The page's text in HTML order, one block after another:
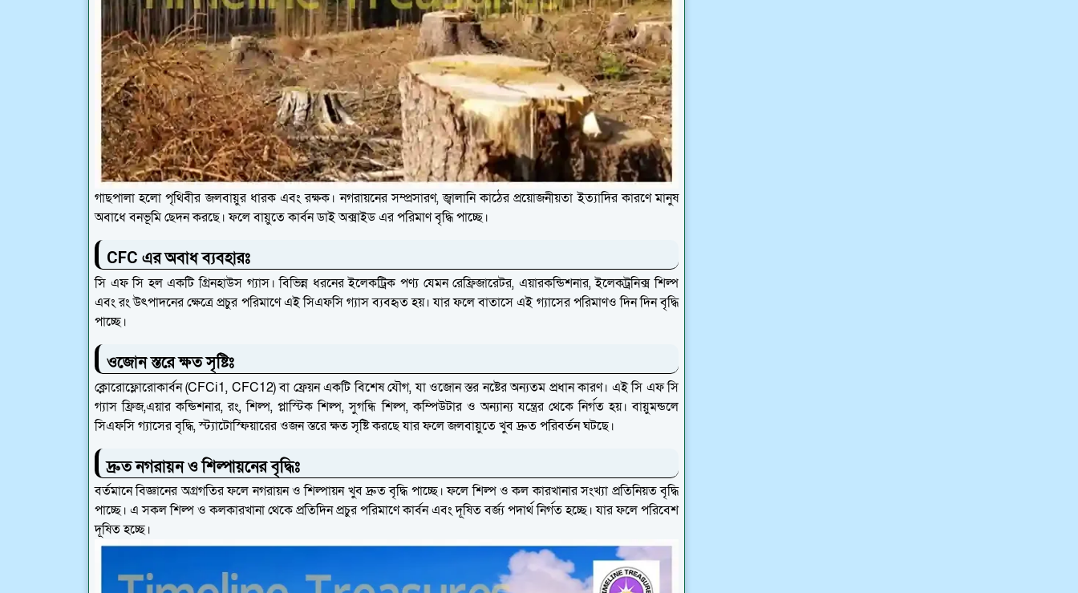
গাছপালা হলো পৃথিবীর জলবায়ুর ধারক এবং রক্ষক। নগরায়নের সম্প্রসারণ, জ্বালানি কাঠের প্রয়োজনীয়তা ইত্যাদির কারণে মানুষ
অবাধে বনভূমি ছেদন করছে। ফলে বায়ুতে কার্বন ডাই অক্সাইড এর পরিমাণ বৃদ্ধি পাচ্ছে।
CFC এর অবাধ ব্যবহারঃ
সি এফ সি হল একটি গ্রিনহাউস গ্যাস। বিভিন্ন ধরনের ইলেকট্রিক পণ্য যেমন রেফ্রিজারেটর, এয়ারকন্ডিশনার, ইলেকট্রনিক্স শিল্প
এবং রং উৎপাদনের ক্ষেত্রে প্রচুর পরিমাণে এই সিএফসি গ্যাস ব্যবহৃত হয়। যার ফলে বাতাসে এই গ্যাসের পরিমাণও দিন দিন বৃদ্ধি
পাচ্ছে।
ওজোন স্তরে ক্ষত সৃষ্টিঃ
ক্লোরোফ্লোরােকার্বন (CFCi1, CFC12) বা ফ্রেয়ন একটি বিশেষ যৌগ, যা ওজোন স্তর নষ্টের অন্যতম প্রধান কারণ। এই সি এফ সি
গ্যাস ফ্রিজ,এয়ার কন্ডিশনার, রং, শিল্প, প্লাস্টিক শিল্প, সুগন্ধি শিল্প, কম্পিউটার ও অন্যান্য যন্ত্রের থেকে নির্গত হয়। বায়ুমন্ডলে
সিএফসি গ্যাসের বৃদ্ধি, স্ট্যাটোস্ফিয়ারের ওজন স্তরে ক্ষত সৃষ্টি করছে যার ফলে জলবায়ুতে খুব দ্রুত পরিবর্তন ঘটছে।
দ্রুত নগরায়ন ও শিল্পায়নের বৃদ্ধিঃ
বর্তমানে বিজ্ঞানের অগ্রগতির ফলে নগরায়ন ও শিল্পায়ন খুব দ্রুত বৃদ্ধি পাচ্ছে। ফলে শিল্প ও কল কারখানার সংখ্যা প্রতিনিয়ত বৃদ্ধি
পাচ্ছে। এ সকল শিল্প ও কলকারখানা থেকে প্রতিদিন প্রচুর পরিমাণে কার্বন এবং দূষিত বর্জ্য পদার্থ নির্গত হচ্ছে। যার ফলে পরিবেশ
দূষিত হচ্ছে।